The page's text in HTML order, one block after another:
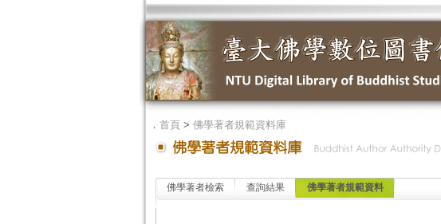
． 首頁> 佛學著者規範資料庫
佛學著者檢索 查詢結果 佛學著者規範資料